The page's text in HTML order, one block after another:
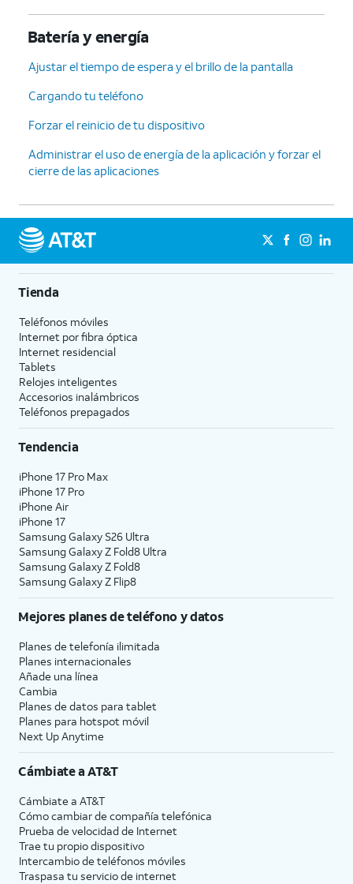
Batería y energía
Ajustar el tiempo de espera y el brillo de la pantalla
Cargando tu teléfono
Forzar el reinicio de tu dispositivo
Administrar el uso de energía de la aplicación y forzar el
cierre de las aplicaciones
Tienda
Teléfonos móviles
Internet por fibra óptica
Internet residencial
Tablets
Relojes inteligentes
Accesorios inalámbricos
Teléfonos prepagados
Tendencia
iPhone 17 Pro Max
iPhone 17 Pro
iPhone Air
iPhone 17
Samsung Galaxy S26 Ultra
Samsung Galaxy Z Fold8 Ultra
Samsung Galaxy Z Fold8
Samsung Galaxy Z Flip8
Mejores planes de teléfono y datos
Planes de telefonía ilimitada
Planes internacionales
Añade una línea
Cambia
Planes de datos para tablet
Planes para hotspot móvil
Next Up Anytime
Cámbiate aAT&T
Cámbiate a AT&T
Cómo cambiar de compañía telefónica
Prueba de velocidad de Internet
Trae tu propio dispositivo
Intercambio de teléfonos móviles
Traspasa tu servicio de internet